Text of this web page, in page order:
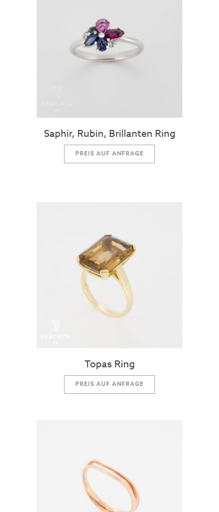
Saphir, Rubin, Brillanten Ring
PREIS AUF ANFRAGE
Topas Ring
PREIS AUF ANFRAGE